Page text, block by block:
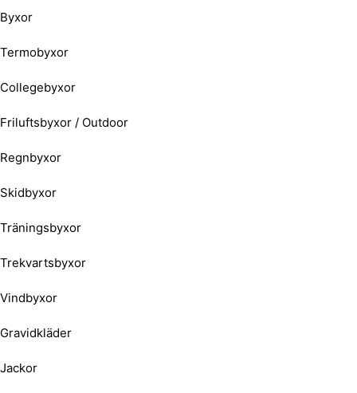
Byxor
Termobyxor
Collegebyxor
Friluftsbyxor / Outdoor
Regnbyxor
Skidbyxor
Träningsbyxor
Trekvartsbyxor
Vindbyxor
Gravidkläder
Jackor